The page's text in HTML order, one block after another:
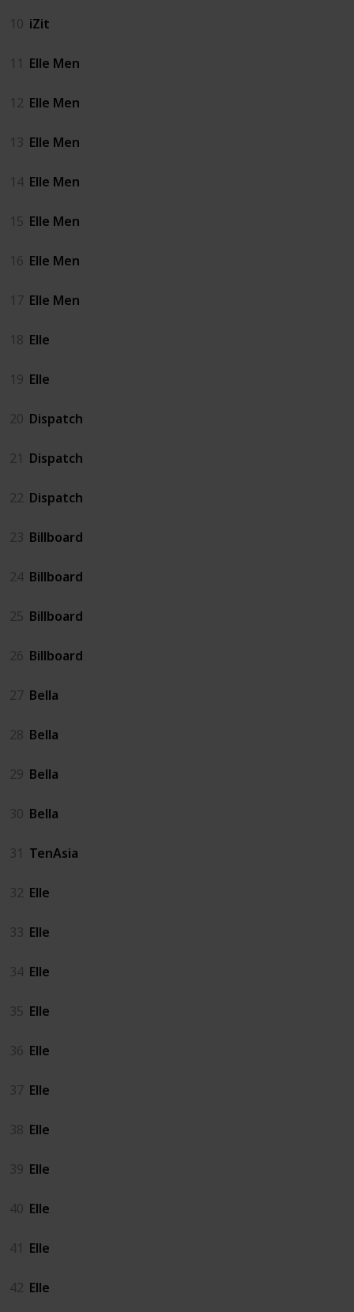
10 iZit
11 Elle Men
12 Elle Men
13 Elle Men
14 Elle Men
15 Elle Men
16 Elle Men
17 Elle Men
18 Elle
19 Elle
20 Dispatch
21 Dispatch
22 Dispatch
23 Billboard
24 Billboard
25 Billboard
26 Billboard
27 Bella
28 Bella
29 Bella
30 Bella
31 TenAsia
32 Elle
33 Elle
34 Elle
35 Elle
36 Elle
37 Elle
38 Elle
39 Elle
40 Elle
41 Elle
42 Elle